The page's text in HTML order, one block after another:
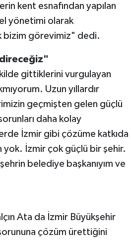
kent esnafından yapılan
yönetimi olarak
bizim görevimiz" dedi.
gittiklerini vurgulayan
Uzun yıllardır
geçmişten gelen güçlü
daha kolay
İzmir gibi çözüme katkıda
yok. İzmir çok güçlü bir şehir.
belediye başkanıyım ve
Ata da İzmir Büyükşehir
çözüm ürettiğini